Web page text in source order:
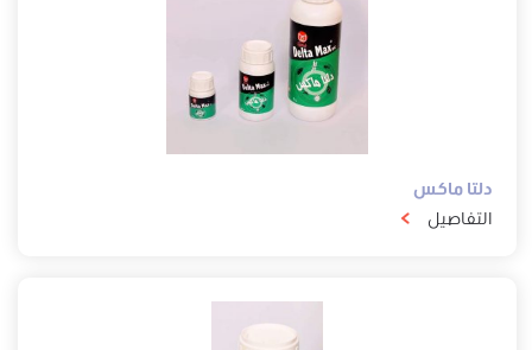
دلتا ماكس
التفاصيل